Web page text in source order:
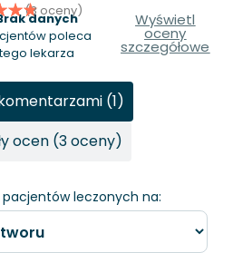
(3 oceny)
danych
poleca
tego lekarza
Wyświetl
oceny
szczegółowe
leczonych na:
(1)
ocen (3 oceny)